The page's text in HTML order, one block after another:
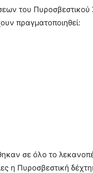
του
πραγματοποιηθεί:
σε όλο το
Πυροσβεστική